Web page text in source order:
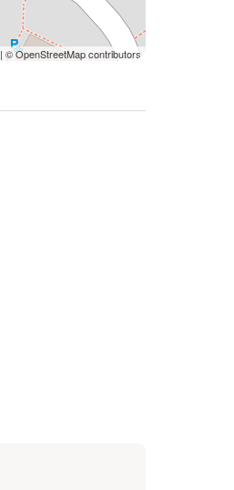
| © OpenStreetMap contributors